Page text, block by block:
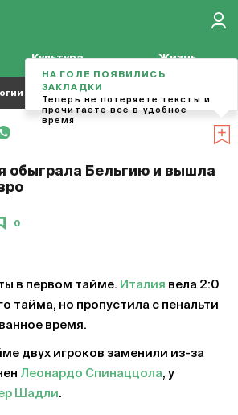
Культура Жизнь
Кино Футбол
Бельгию и вышла
0
в первом тайме. Италия вела 2:0
тайма, но пропустила с пенальти
время.
двух игроков заменили из-за
Леонардо Спинаццола, у
Шадли.
НА ГОЛЕ ПОЯВИЛИСЬ
ЗАКЛАДКИ
Теперь не потеряете тексты и
прочитаете все в удобное
время